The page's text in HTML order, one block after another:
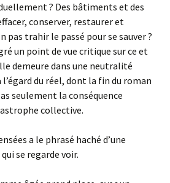
? Des bâtiments et des
conserver, restaurer et
pas trahir le passé pour se sauver ?
un point de vue critique sur ce et
demeure dans une neutralité
l’égard du réel, dont la fin du roman
seulement la conséquence
collective.
a le phrasé haché d’une
se regarde voir.